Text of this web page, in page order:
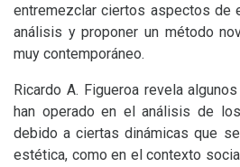
entremezclar ciertos aspectos de
análisis y proponer un método
muy contemporáneo.
Ricardo A. Figueroa revela
han operado en el análisis de
debido a ciertas dinámicas que
estética, como en el contexto